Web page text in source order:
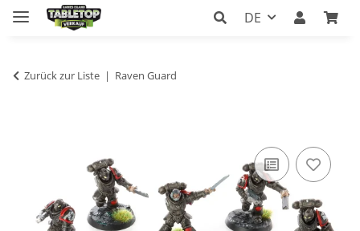
DE
Zurück zur Liste Raven Guard